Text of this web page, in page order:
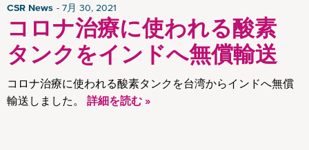
CSR News 7月 30, 2021
コロナ治療に使われる酸素
タンクをインドへ無償輸送
コロナ治療に使われる酸素タンクを台湾からインドへ無償
輸送しました。 詳細を読む »